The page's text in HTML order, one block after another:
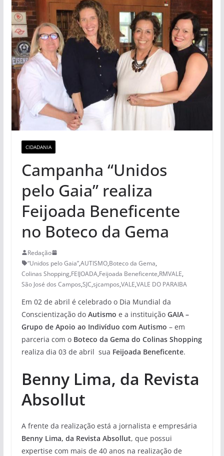
CIDADANIA
Campanha “Unidos
pelo Gaia” realiza
Feijoada Beneficente
no Boteco da Gema
Redação
“Unidos pelo Gaia”,AUTISMO,Boteco da Gema,
Colinas Shopping,FEIJOADA,Feijoada Beneficente,RMVALE,
São José dos Campos,SJC,sjcampos,VALE,VALE DO PARAIBA
Em 02 de abril é celebrado o Dia Mundial da
Conscientização do Autismo e a instituiçãoGAIA –
Grupo de Apoio ao Indivíduo com Autismo – em
parceria com oBoteco da Gema do Colinas Shopping
realiza dia 03 de abril sua Feijoada Beneficente.
Benny Lima, da Revista
Absollut
A frente da realização está a jornalista e empresária
Benny Lima, da Revista Absollut, que possui
expertise com mais de 40 anos na realização de